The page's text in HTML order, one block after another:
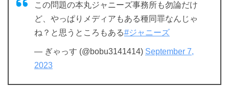
この問題の本丸ジャニーズ事務所も勿論だけ
ど、やっぱりメディアもある種同罪なんじゃ
ね？と思うところもある#ジャニーズ
— ぎゃっす (@bobu3141414) September 7,
2023